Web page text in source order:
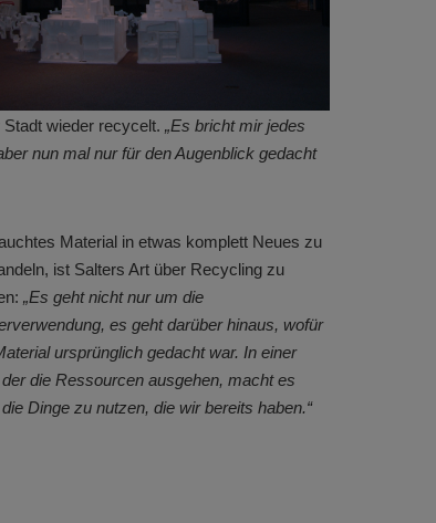
wieder recycelt. „Es bricht mir jedes
nun mal nur für den Augenblick gedacht
Material in etwas komplett Neues zu
ist Salters Art über Recycling zu
„Es geht nicht nur um die
es geht darüber hinaus, wofür
ursprünglich gedacht war. In einer
der die Ressourcen ausgehen, macht es
Dinge zu nutzen, die wir bereits haben.“